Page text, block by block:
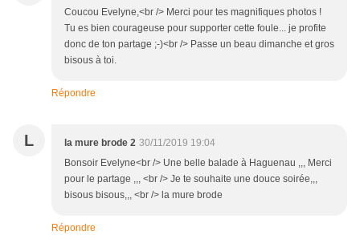
Coucou Evelyne,<br /> Merci pour tes magnifiques photos !
Tu es bien courageuse pour supporter cette foule... je profite
donc de ton partage ;-)<br /> Passe un beau dimanche et gros
bisous à toi.
Répondre
L la mure brode 2 30/11/2019 19:04
Bonsoir Evelyne<br /> Une belle balade à Haguenau ,,, Merci
pour le partage ,,, <br /> Je te souhaite une douce soirée,,,
bisous bisous,,, <br /> la mure brode
Répondre